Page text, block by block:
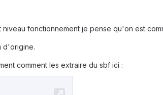
fonctionnement je pense qu'on est
d'origine.
comment les extraire du sbf ici :